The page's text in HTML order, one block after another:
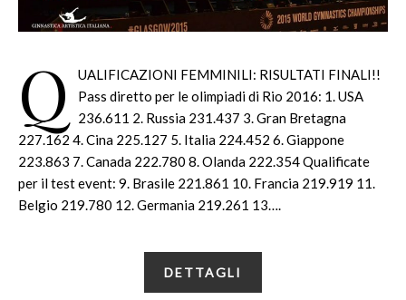
Q
UALIFICAZIONI FEMMINILI: RISULTATI FINALI!!
Pass diretto per le olimpiadi di Rio 2016: 1. USA
236.611 2. Russia 231.437 3. Gran Bretagna
227.162 4. Cina 225.127 5. Italia 224.452 6. Giappone
223.863 7. Canada 222.780 8. Olanda 222.354 Qualificate
per il test event: 9. Brasile 221.861 10. Francia 219.919 11.
Belgio 219.780 12. Germania 219.261 13….
DETTAGLI